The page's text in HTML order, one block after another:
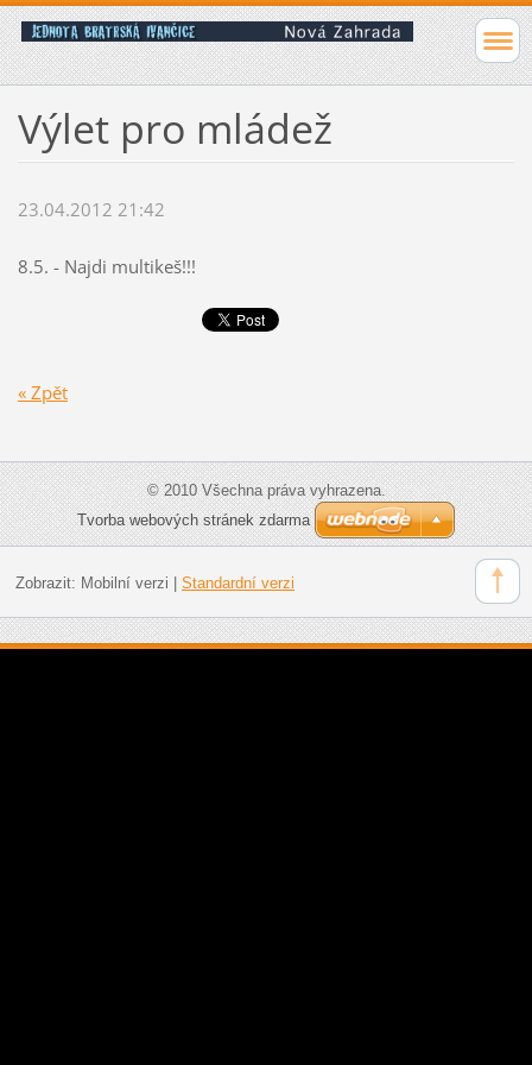
Výlet pro mládež
23.04.2012 21:42
8.5. - Najdi multikeš!!!
« Zpět
© 2010 Všechna práva vyhrazena.
Tvorba webových stránek zdarma
Zobrazit: Mobilní verzi Standardní verzi